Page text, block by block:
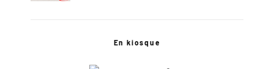
En kiosque